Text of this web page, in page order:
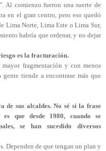
Al comienzo fueron una suerte de
en el gran centro, pero eso quedó
Lima Norte, Lima Este o Lima Sur,
habría que ordenar, y no dejar
es la fracturación.
fragmentación y con menos
tiende a encontrase más que
de sus alcaldes. No sé si la frase
que desde 1980, cuando se
se han sucedido diversos
Dependen de que tengan un plan y